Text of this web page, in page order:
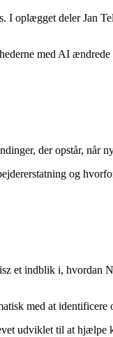
oplægget deler Jan
med AI
der opstår, når
og
et indblik i, hvordan
med at
udviklet til at hjælpe